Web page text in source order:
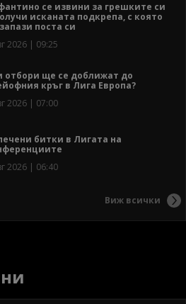
се извини за грешките си
исканата подкрепа, с която
поста си
2026 | 09:25
отбори ще се доближат до
кръг в Лига Европа?
2026 | 07:00
битки в Лигата на
2026 | 06:40
Виж всички